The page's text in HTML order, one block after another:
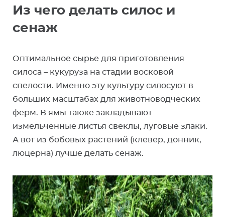
Из чего делать силос и
сенаж
Оптимальное сырье для приготовления
силоса – кукуруза на стадии восковой
спелости. Именно эту культуру силосуют в
больших масштабах для животноводческих
ферм. В ямы также закладывают
измельченные листья свеклы, луговые злаки.
А вот из бобовых растений (клевер, донник,
люцерна) лучше делать сенаж.